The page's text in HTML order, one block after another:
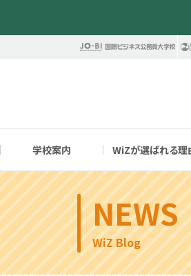
学校案内
校訓・教育目標
アクセス・周辺施設
WiZが選ばれる理
6つの理由
柔軟な学びが可能な教育プログラム
情報分野
AIシステム大学科
ドローン・IT大学科
情報システム工学科4年制
情報システム工学科3年制
情報システム工学科2年制
ゲーム分野
就職実績・サポート
東京ゲームショウ
年間イベント
学校・分野紹介
募集要項
一人暮らしサポート
オープンキャンパス早期参加特典
YouTubeオープンキャンパス
高校1・2年生の皆様へ
保護者の皆様へ
職員採用情報
NEWS
WiZ Blog